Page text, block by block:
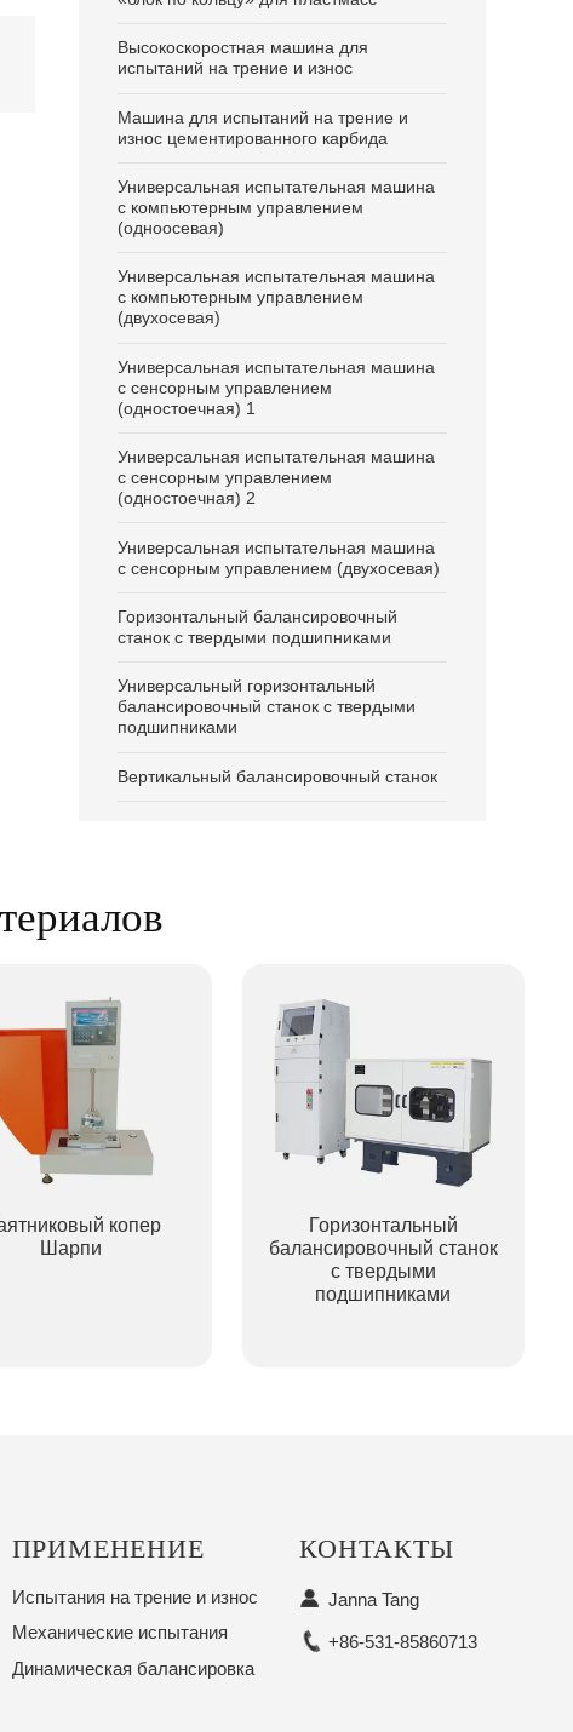
Высокоскоростная машина для
испытаний на трение и износ
Машина для испытаний на трение и
износ цементированного карбида
Универсальная испытательная машина
с компьютерным управлением
(одноосевая)
Универсальная испытательная машина
с компьютерным управлением
(двухосевая)
Универсальная испытательная машина
с сенсорным управлением
(одностоечная) 1
Универсальная испытательная машина
с сенсорным управлением
(одностоечная) 2
Универсальная испытательная машина
с сенсорным управлением (двухосевая)
Горизонтальный балансировочный
станок с твердыми подшипниками
Универсальный горизонтальный
балансировочный станок с твердыми
подшипниками
Вертикальный балансировочный станок
копер
Шарпи
Горизонтальный
балансировочный станок
с твердыми
подшипниками
ПРИМЕНЕНИЕ
Испытания на трение и износ
Механические испытания
Динамическая балансировка
КОНТАКТЫ
Janna Tang
+86-531-85860713